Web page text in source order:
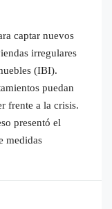
captar nuevos
irregulares
(IBI).
puedan
frente a la crisis.
presentó el
medidas